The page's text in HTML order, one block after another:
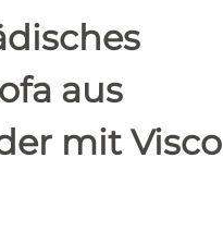
aus
mit Visco